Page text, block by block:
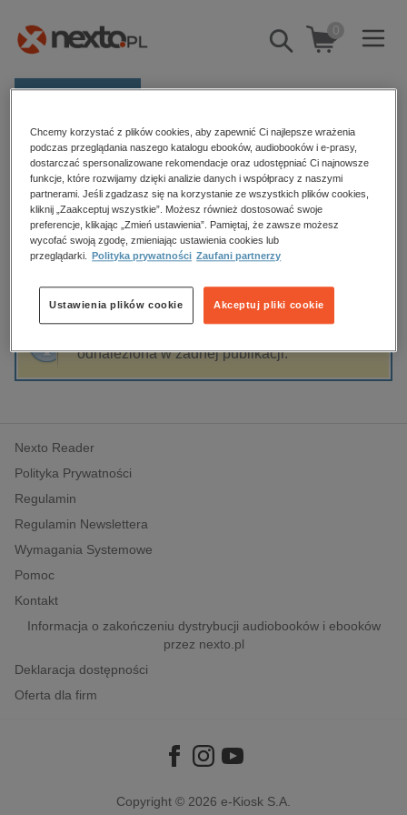
Pokaż/schowaj
wyszukiwarkę
0
Kategorie
Zobacz wszystkie E-prasa
budownictwo, aranżacja wnętrz
biznesowe, branżowe, gospodarka
dzienniki
edukacja
hobby, sport, rozrywka
komputery, internet, technologie, informatyka
polityka, społeczno-informacyjne
psychologiczne
inne
popularno-naukowe
historia
Strona główna Małgorzata Pieńkowska
Małgorzata Pieńkowska
Sortowanie Filtrowanie
odnaleziona w żadnej publikacji.
Nexto Reader
Polityka Prywatności
Regulamin
Regulamin Newslettera
Wymagania Systemowe
Pomoc
Kontakt
Informacja o zakończeniu dystrybucji audiobooków i ebooków
przez nexto.pl
Deklaracja dostępności
Oferta dla firm
Copyright © 2026 e-Kiosk S.A.
Chcemy korzystać z plików cookies, aby zapewnić Ci najlepsze wrażenia
podczas przeglądania naszego katalogu ebooków, audiobooków i e-prasy,
dostarczać spersonalizowane rekomendacje oraz udostępniać Ci najnowsze
funkcje, które rozwijamy dzięki analizie danych i współpracy z naszymi
partnerami. Jeśli zgadzasz się na korzystanie ze wszystkich plików cookies,
kliknij „Zaakceptuj wszystkie”. Możesz również dostosować swoje
preferencje, klikając „Zmień ustawienia”. Pamiętaj, że zawsze możesz
wycofać swoją zgodę, zmieniając ustawienia cookies lub
przeglądarki.
Polityka prywatności Zaufani partnerzy
Akceptuj pliki cookie
Ustawienia plików cookie